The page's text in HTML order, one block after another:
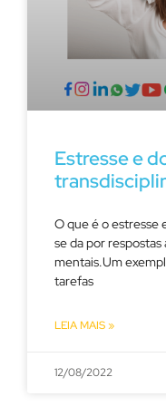
Estresse e
O que é o estresse
se da por
mentais.Um
tarefas
LEIA MAIS »
12/08/2022